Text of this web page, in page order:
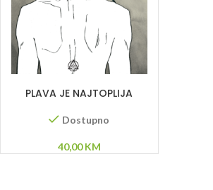
PLAVA JE NAJTOPLIJA
Dostupno
40,00KM